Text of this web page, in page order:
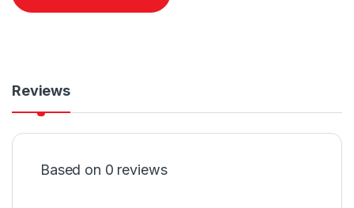
Reviews
Based on 0 reviews